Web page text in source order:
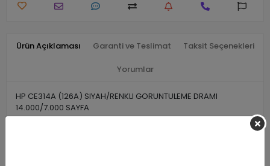
Ürün Açıklaması Garanti ve Teslimat Taksit Seçenekleri
Yorumlar
HP CE314A (126A) SIYAH/RENKLI GORUNTULEME DRAMI
14.000/7.000 SAYFA